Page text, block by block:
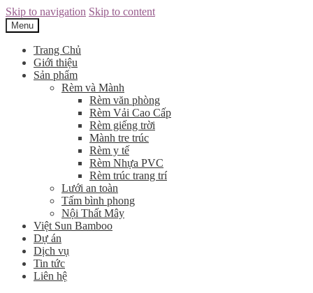
Skip to navigation Skip to content
Menu
Trang Chủ
Giới thiệu
Sản phẩm
Rèm và Mành
Rèm văn phòng
Rèm Vải Cao Cấp
Rèm giếng trời
Mành tre trúc
Rèm y tế
Rèm Nhựa PVC
Rèm trúc trang trí
Lưới an toàn
Tấm bình phong
Nội Thất Mây
Việt Sun Bamboo
Dự án
Dịch vụ
Tin tức
Liên hệ